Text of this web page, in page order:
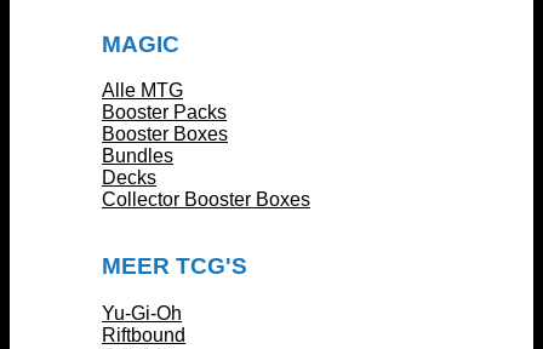
MAGIC
Alle MTG
Booster Packs
Booster Boxes
Bundles
Decks
Collector Booster Boxes
MEER TCG'S
Yu-Gi-Oh
Riftbound